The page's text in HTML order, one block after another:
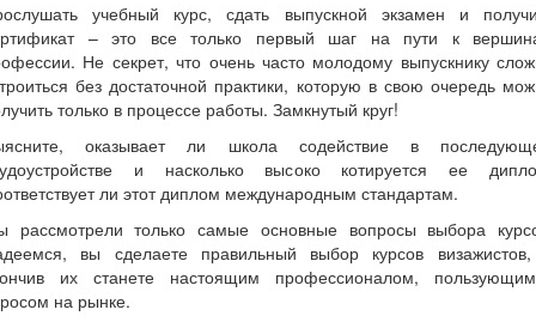
учебный курс, сдать выпускной экзамен и
– это все только первый шаг на пути к
Не секрет, что очень часто молодому выпускнику
без достаточной практики, которую в свою очередь
только в процессе работы. Замкнутый круг!
оказывает ли школа содействие в
и насколько высоко котируется ее
ли этот диплом международным стандартам.
рассмотрели только самые основные вопросы выбора
вы сделаете правильный выбор курсов
их станете настоящим профессионалом,
на рынке.